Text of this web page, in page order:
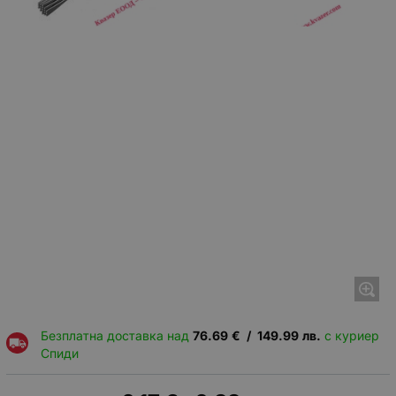
Безплатна доставка над 76.69 € / 149.99 лв. с куриер
Спиди